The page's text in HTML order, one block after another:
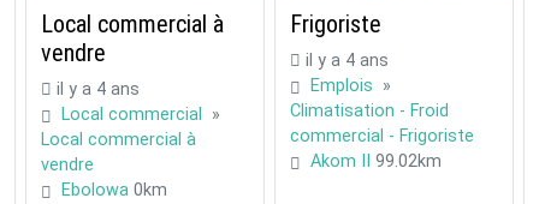
Local commercial à
vendre
il y a 4 ans
Local commercial
»
Local commercial à
vendre
Ebolowa 0km
Frigoriste
il y a 4 ans
Emplois »
Climatisation - Froid
commercial - Frigoriste
Akom II 99.02km